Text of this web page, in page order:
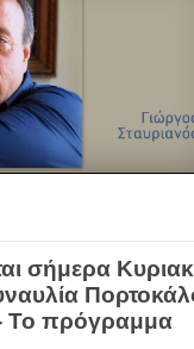
σήμερα
Το πρόγραμμα